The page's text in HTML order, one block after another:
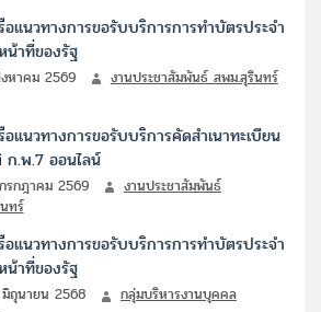
แนวทางการขอรับบริการการทำบัตรประจำ
น้าที่ของรัฐ
หาคม 2569 งานประชาสัมพันธ์ สพม.สุรินทร์
แนวทางการขอรับบริการคัดสำเนาทะเบียน
ก.พ.7 ออนไลน์
รกฎาคม 2569
งานประชาสัมพันธ์
ทร์
แนวทางการขอรับบริการการทำบัตรประจำ
น้าที่ของรัฐ
ถุนายน 2568
กลุ่มบริหารงานบุคคล